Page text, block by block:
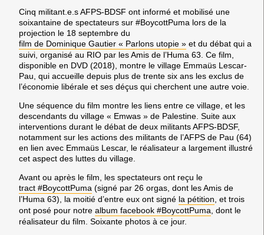
Cinq militant.e.s AFPS-BDSF ont informé et mobilisé une
soixantaine de spectateurs sur #BoycottPuma lors de la
projection le 18 septembre du
film de Dominique Gautier « Parlons utopie » et du débat qui a
suivi, organisé au RIO par les Amis de l’Huma 63. Ce film,
disponible en DVD (2018), montre le village Emmaüs Lescar-
Pau, qui accueille depuis plus de trente six ans les exclus de
l’économie libérale et ses déçus qui cherchent une autre voie.
Une séquence du film montre les liens entre ce village, et les
descendants du village « Emwas » de Palestine. Suite aux
interventions durant le débat de deux militants AFPS-BDSF,
notamment sur les actions des militants de l’AFPS de Pau (64)
en lien avec Emmaüs Lescar, le réalisateur a largement illustré
cet aspect des luttes du village.
Avant ou après le film, les spectateurs ont reçu le
tract #BoycottPuma (signé par 26 orgas, dont les Amis de
l’Huma 63), la moitié d’entre eux ont signé la pétition, et trois
ont posé pour notre album facebook #BoycottPuma, dont le
réalisateur du film. Soixante photos à ce jour.